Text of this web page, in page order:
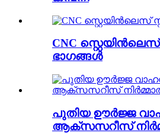
CNC സ്റ്റെയിൻലെസ്
ഭാഗങ്ങൾ
പുതിയ ഊർജ്ജ
ആക്സസറീസ്